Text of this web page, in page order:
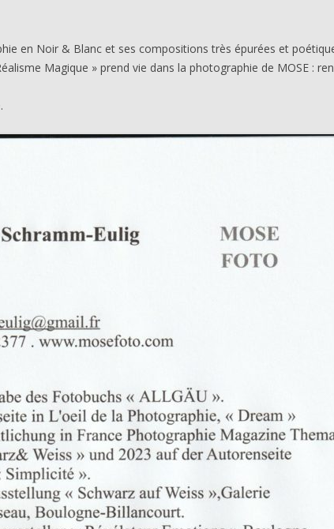
en Noir & Blanc et ses compositions très épurées et
Magique » prend vie dans la photographie de MOSE :